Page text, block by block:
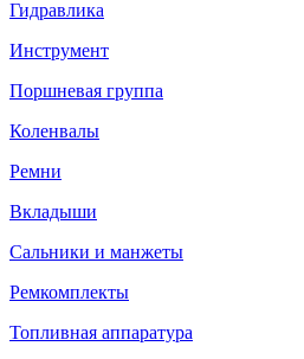
Гидравлика
Инструмент
Поршневая группа
Коленвалы
Ремни
Вкладыши
Сальники и манжеты
Ремкомплекты
Топливная аппаратура